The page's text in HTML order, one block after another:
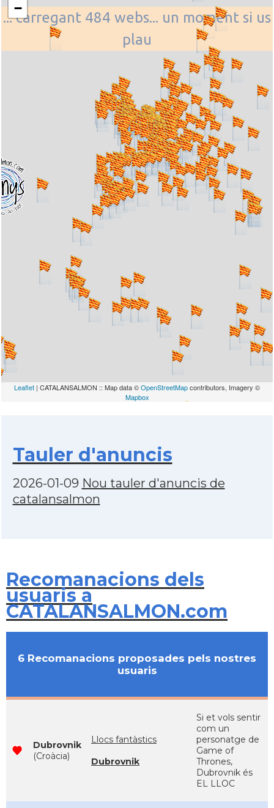
... carregant 484 webs... un moment si us
plau
−
Leaflet | CATALANSALMON :: Map data ©OpenStreetMapcontributors, Imagery ©
Mapbox
Tauler d'anuncis
2026-01-09 Nou tauler d'anuncis de
catalansalmon
Recomanacions dels
usuaris a
CATALANSALMON.com
6 Recomanacions proposades pels nostres
usuaris
Dubrovnik
(Croàcia)
Llocs fantàstics
Dubrovnik
Si et vols sentir
com un
personatge de
Game of
Thrones,
Dubrovnik és
EL LLOC